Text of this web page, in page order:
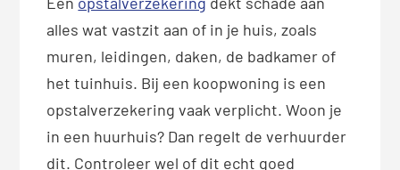
alles wat vastzit aan of in je huis, zoals
muren, leidingen, daken, de badkamer of
het tuinhuis. Bij een koopwoning is een
opstalverzekering vaak verplicht. Woon je
in een huurhuis? Dan regelt de verhuurder
dit. Controleer wel of dit echt goed